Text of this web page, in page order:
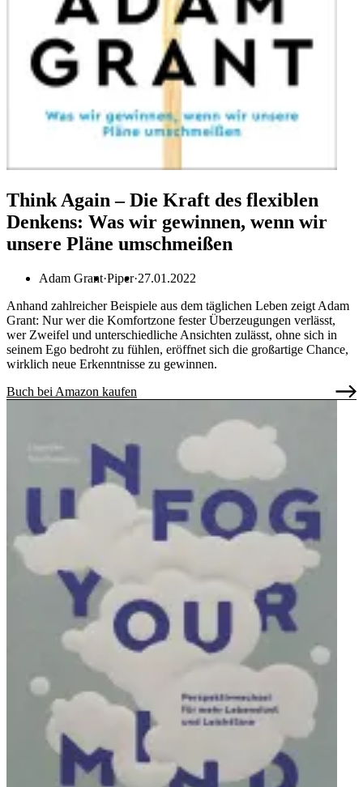
Think Again – Die Kraft des flexiblen
Denkens: Was wir gewinnen, wenn wir
unsere Pläne umschmeißen
Adam Grant Piper 27.01.2022
Anhand zahlreicher Beispiele aus dem täglichen Leben zeigt Adam
Grant: Nur wer die Komfortzone fester Überzeugungen verlässt,
wer Zweifel und unterschiedliche Ansichten zulässt, ohne sich in
seinem Ego bedroht zu fühlen, eröffnet sich die großartige Chance,
wirklich neue Erkenntnisse zu gewinnen.
Buch bei Amazon kaufen